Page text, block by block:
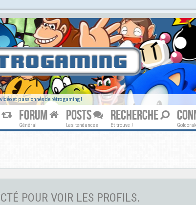
et passionnés de rétro gaming !
FORUM
Général
POSTS
Les tendances
RECHERCHE
Et trouve !
POUR VOIR LES PROFILS.